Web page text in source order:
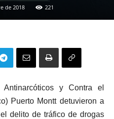
de 2018 221
y Contra el
Puerto Montt detuvieron a
delito de tráfico de drogas